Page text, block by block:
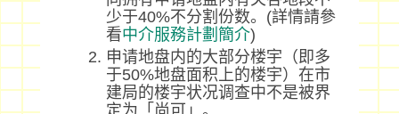
少于40%不分割份数。(詳情請參
看中介服務計劃簡介)
申请地盘内的大部分楼宇（即多
于50%地盘面积上的楼宇）在市
建局的楼宇状况调查中不是被界
定为「尚可」。